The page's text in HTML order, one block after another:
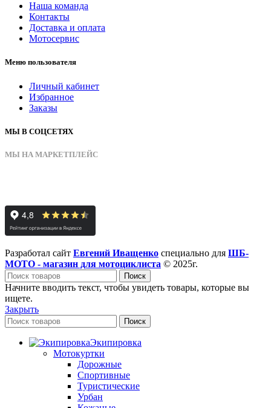
Наша команда
Контакты
Доставка и оплата
Мотосервис
Меню пользователя
Личный кабинет
Избранное
Заказы
МЫ В СОЦСЕТЯХ
МЫ НА МАРКЕТПЛЕЙС
Разработал сайт Евгений Иващенко специально для ШБ-
МОТО - магазин для мотоциклиста © 2025г.
Поиск
Начните вводить текст, чтобы увидеть товары, которые вы
ищете.
Закрыть
Поиск
Экипировка
Мотокуртки
Дорожные
Спортивные
Туристические
Урбан